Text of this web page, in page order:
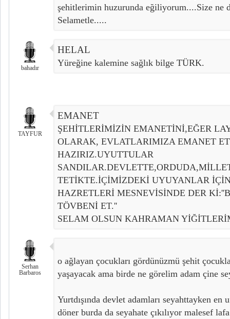
şehitlerimin huzurunda eğiliyorum....Size ne
Selametle.....
bahadır
HELAL
Yüreğine kalemine sağlık bilge TÜRK.
TAYFUR
EMANET
ŞEHİTLERİMİZİN EMANETİNİ,EĞER
OLARAK, EVLATLARIMIZA EMANET
HAZIRIZ.UYUTTULAR
TETİKTE.İÇİMİZDEKİ UYUYANLAR
HAZRETLERİ MESNEVİSİNDE DER
TÖVBENİ ET.''
SELAM OLSUN KAHRAMAN
Serhan
Barbaros
o ağlayan çocukları gördünüzmü şehit
yaşayacak ama birde ne görelim adam çine
Yurtdışında devlet adamları seyahttayken en
döner burda da seyahate çıkılıyor malesef